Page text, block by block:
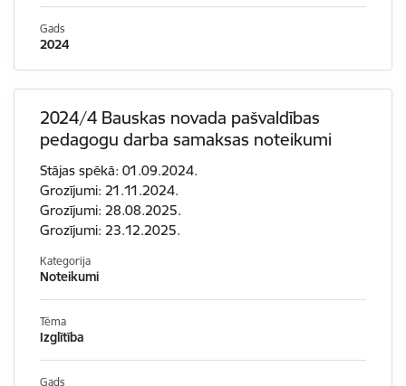
Gads
2024
2024/4 Bauskas novada pašvaldības
pedagogu darba samaksas noteikumi
Stājas spēkā: 01.09.2024.
Grozījumi: 21.11.2024.
Grozījumi: 28.08.2025.
Grozījumi: 23.12.2025.
Kategorija
Noteikumi
Tēma
Izglītība
Gads